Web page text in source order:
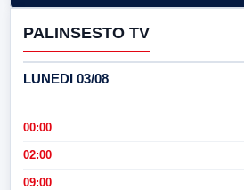
PALINSESTO TV
LUNEDI 03/08
00:00
02:00
09:00